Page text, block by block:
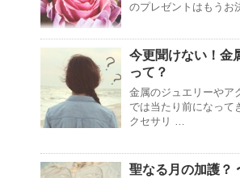
のプレゼントはもう
今更聞けない！金
って？
金属のジュエリーやア
では当たり前になって
クセサリ …
聖なる月の加護？